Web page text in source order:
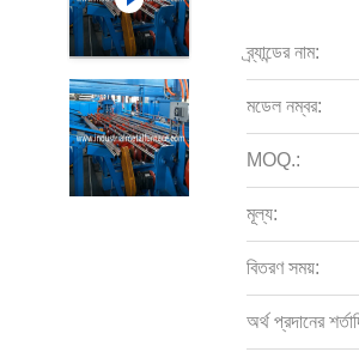
ব্র্যান্ডের নাম:
মডেল নম্বর:
MOQ.:
মূল্য:
বিতরণ সময়:
অর্থ প্রদানের